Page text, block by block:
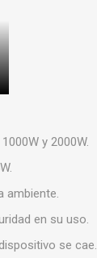
y 2000W.
ambiente.
en su uso.
se cae.